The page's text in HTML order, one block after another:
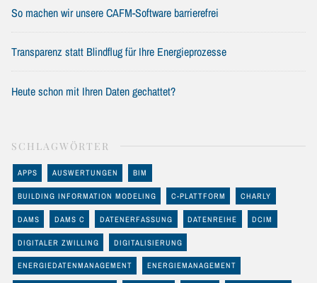
So machen wir unsere CAFM-Software barrierefrei
Transparenz statt Blindflug für Ihre Energieprozesse
Heute schon mit Ihren Daten gechattet?
SCHLAGWÖRTER
APPS AUSWERTUNGEN BIM
BUILDING INFORMATION MODELING C-PLATTFORM CHARLY
DAMS DAMS C DATENERFASSUNG DATENREIHE DCIM
DIGITALER ZWILLING DIGITALISIERUNG
ENERGIEDATENMANAGEMENT ENERGIEMANAGEMENT